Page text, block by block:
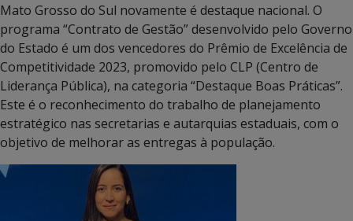
Mato Grosso do Sul novamente é destaque nacional. O
programa “Contrato de Gestão” desenvolvido pelo Governo
do Estado é um dos vencedores do Prêmio de Excelência de
Competitividade 2023, promovido pelo CLP (Centro de
Liderança Pública), na categoria “Destaque Boas Práticas”.
Este é o reconhecimento do trabalho de planejamento
estratégico nas secretarias e autarquias estaduais, com o
objetivo de melhorar as entregas à população.